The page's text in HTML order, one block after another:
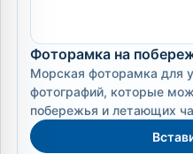
Фоторамка на
Морская фоторамка для
фотографий, которые
побережья и летающих